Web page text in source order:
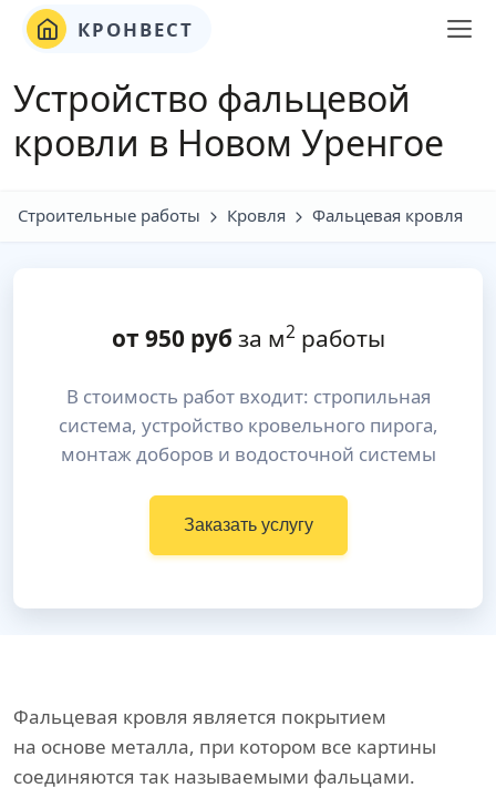
КРОНВЕСТ
Устройство фальцевой
кровли в Новом Уренгое
Строительные работы Кровля Фальцевая кровля
от 950руб за м2работы
В стоимость работ входит: стропильная
система, устройство кровельного пирога,
монтаж доборов и водосточной системы
Заказать услугу
Фальцевая кровля является покрытием
на основе металла, при котором все картины
соединяются так называемыми фальцами.